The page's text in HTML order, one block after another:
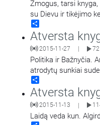
Žmogus, tarsi
su Dievu ir tikėjimo
yra atverčiama
Atversta
2015-11-27 72
Politika ir Bažnyčia.
atrodytų sunkiai
Politikos uždavinys
Atversta
2015-11-13 |
Laidą veda kun.